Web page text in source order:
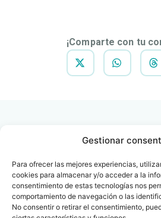
Gestionar
Para ofrecer las mejores experiencias,
cookies para almacenar y/o acceder a la
consentimiento de estas tecnologías nos
comportamiento de navegación o las
No consentir o retirar el consentimiento,
¡Comparte con tu
Contacto
info@fenin.es
C/ Villanueva, 20 - 1-
28001
1º,